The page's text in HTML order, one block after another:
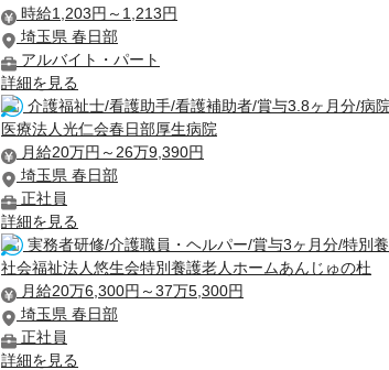
時給1,203円～1,213円
埼玉県 春日部
アルバイト・パート
詳細を見る
介護福祉士/看護助手/看護補助者/賞与3.8ヶ月分/病
医療法人光仁会春日部厚生病院
月給20万円～26万9,390円
埼玉県 春日部
正社員
詳細を見る
実務者研修/介護職員・ヘルパー/賞与3ヶ月分/特別
社会福祉法人悠生会特別養護老人ホームあんじゅの杜
月給20万6,300円～37万5,300円
埼玉県 春日部
正社員
詳細を見る